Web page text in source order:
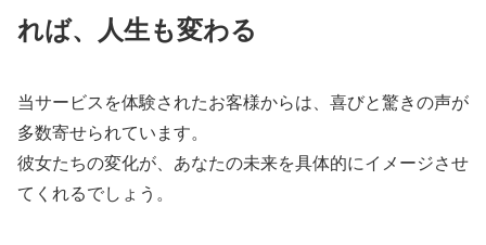
れば、人生も変わる
当サービスを体験されたお客様からは、喜びと驚きの声が
多数寄せられています。
彼女たちの変化が、あなたの未来を具体的にイメージさせ
てくれるでしょう。